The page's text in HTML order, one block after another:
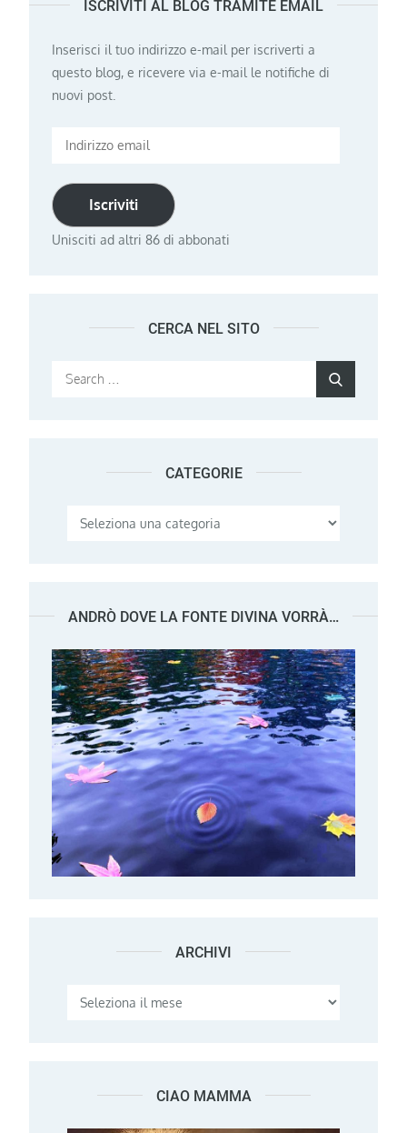
ISCRIVITI AL BLOG TRAMITE EMAIL
Inserisci il tuo indirizzo e-mail per iscriverti a
questo blog, e ricevere via e-mail le notifiche di
nuovi post.
Indirizzo
Iscriviti
Unisciti ad altri 86 di abbonati
CERCA NEL SITO
Search
CATEGORIE
Categorie
ANDRÒ DOVE LA FONTE DIVINA VORRÀ…
ARCHIVI Archivi
CIAO MAMMA